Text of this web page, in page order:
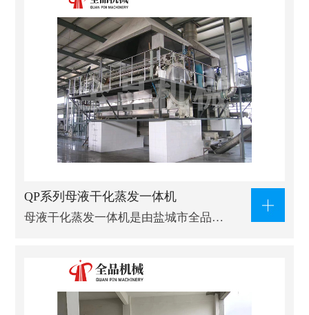
QP系列母液干化蒸发一体机
母液干化蒸发一体机是由盐城市全品…